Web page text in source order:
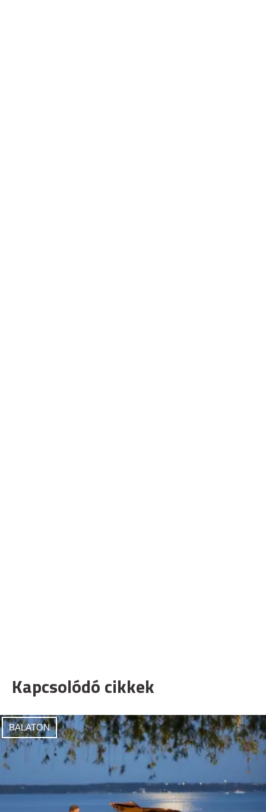
Kapcsolódó cikkek
BALATON